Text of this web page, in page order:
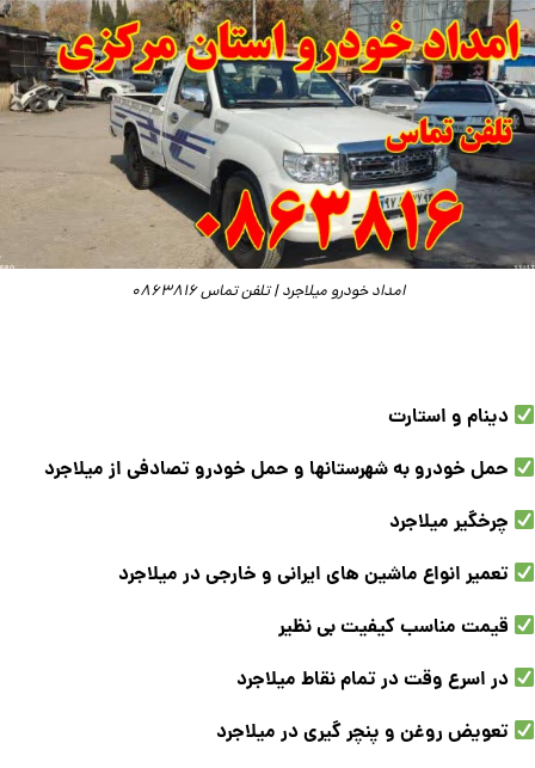
امداد خودرو میلاجرد | تلفن تماس 0863816
دینام و استارت
حمل خودرو به شهرستانها و حمل خودرو تصادفی از میلاجرد
چرخگیر میلاجرد
تعمیر انواع ماشین های ایرانی و خارجی در میلاجرد
قیمت مناسب کیفیت بی نظیر
در اسرع وقت در تمام نقاط میلاجرد
تعویض روغن و پنچر گیری در میلاجرد